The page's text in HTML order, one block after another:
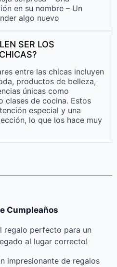
en su nombre – Un
algo nuevo
SER LOS
entre las chicas incluyen
productos de belleza,
únicas como
clases de cocina. Estos
especial y una
lo que los hace muy
Cumpleaños
regalo perfecto para un
al lugar correcto!
impresionante de regalos